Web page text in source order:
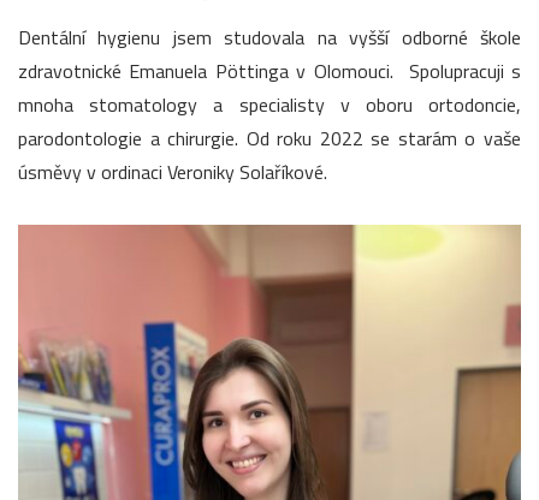
Dentální hygienu jsem studovala na vyšší odborné škole
zdravotnické Emanuela Pöttinga v Olomouci. Spolupracuji s
mnoha stomatology a specialisty v oboru ortodoncie,
parodontologie a chirurgie. Od roku 2022 se starám o vaše
úsměvy v ordinaci Veroniky Solaříkové.